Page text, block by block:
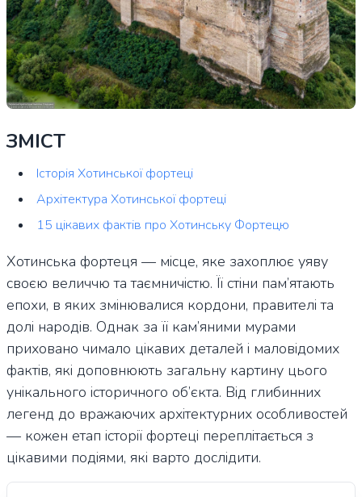
ЗМІСТ
Історія Хотинської фортеці
Архітектура Хотинської фортеці
15 цікавих фактів про Хотинську Фортецю
Хотинська фортеця — місце, яке захоплює уяву
своєю величчю та таємничістю. Її стіни пам’ятають
епохи, в яких змінювалися кордони, правителі та
долі народів. Однак за її кам’яними мурами
приховано чимало цікавих деталей і маловідомих
фактів, які доповнюють загальну картину цього
унікального історичного об’єкта. Від глибинних
легенд до вражаючих архітектурних особливостей
— кожен етап історії фортеці переплітається з
цікавими подіями, які варто дослідити.